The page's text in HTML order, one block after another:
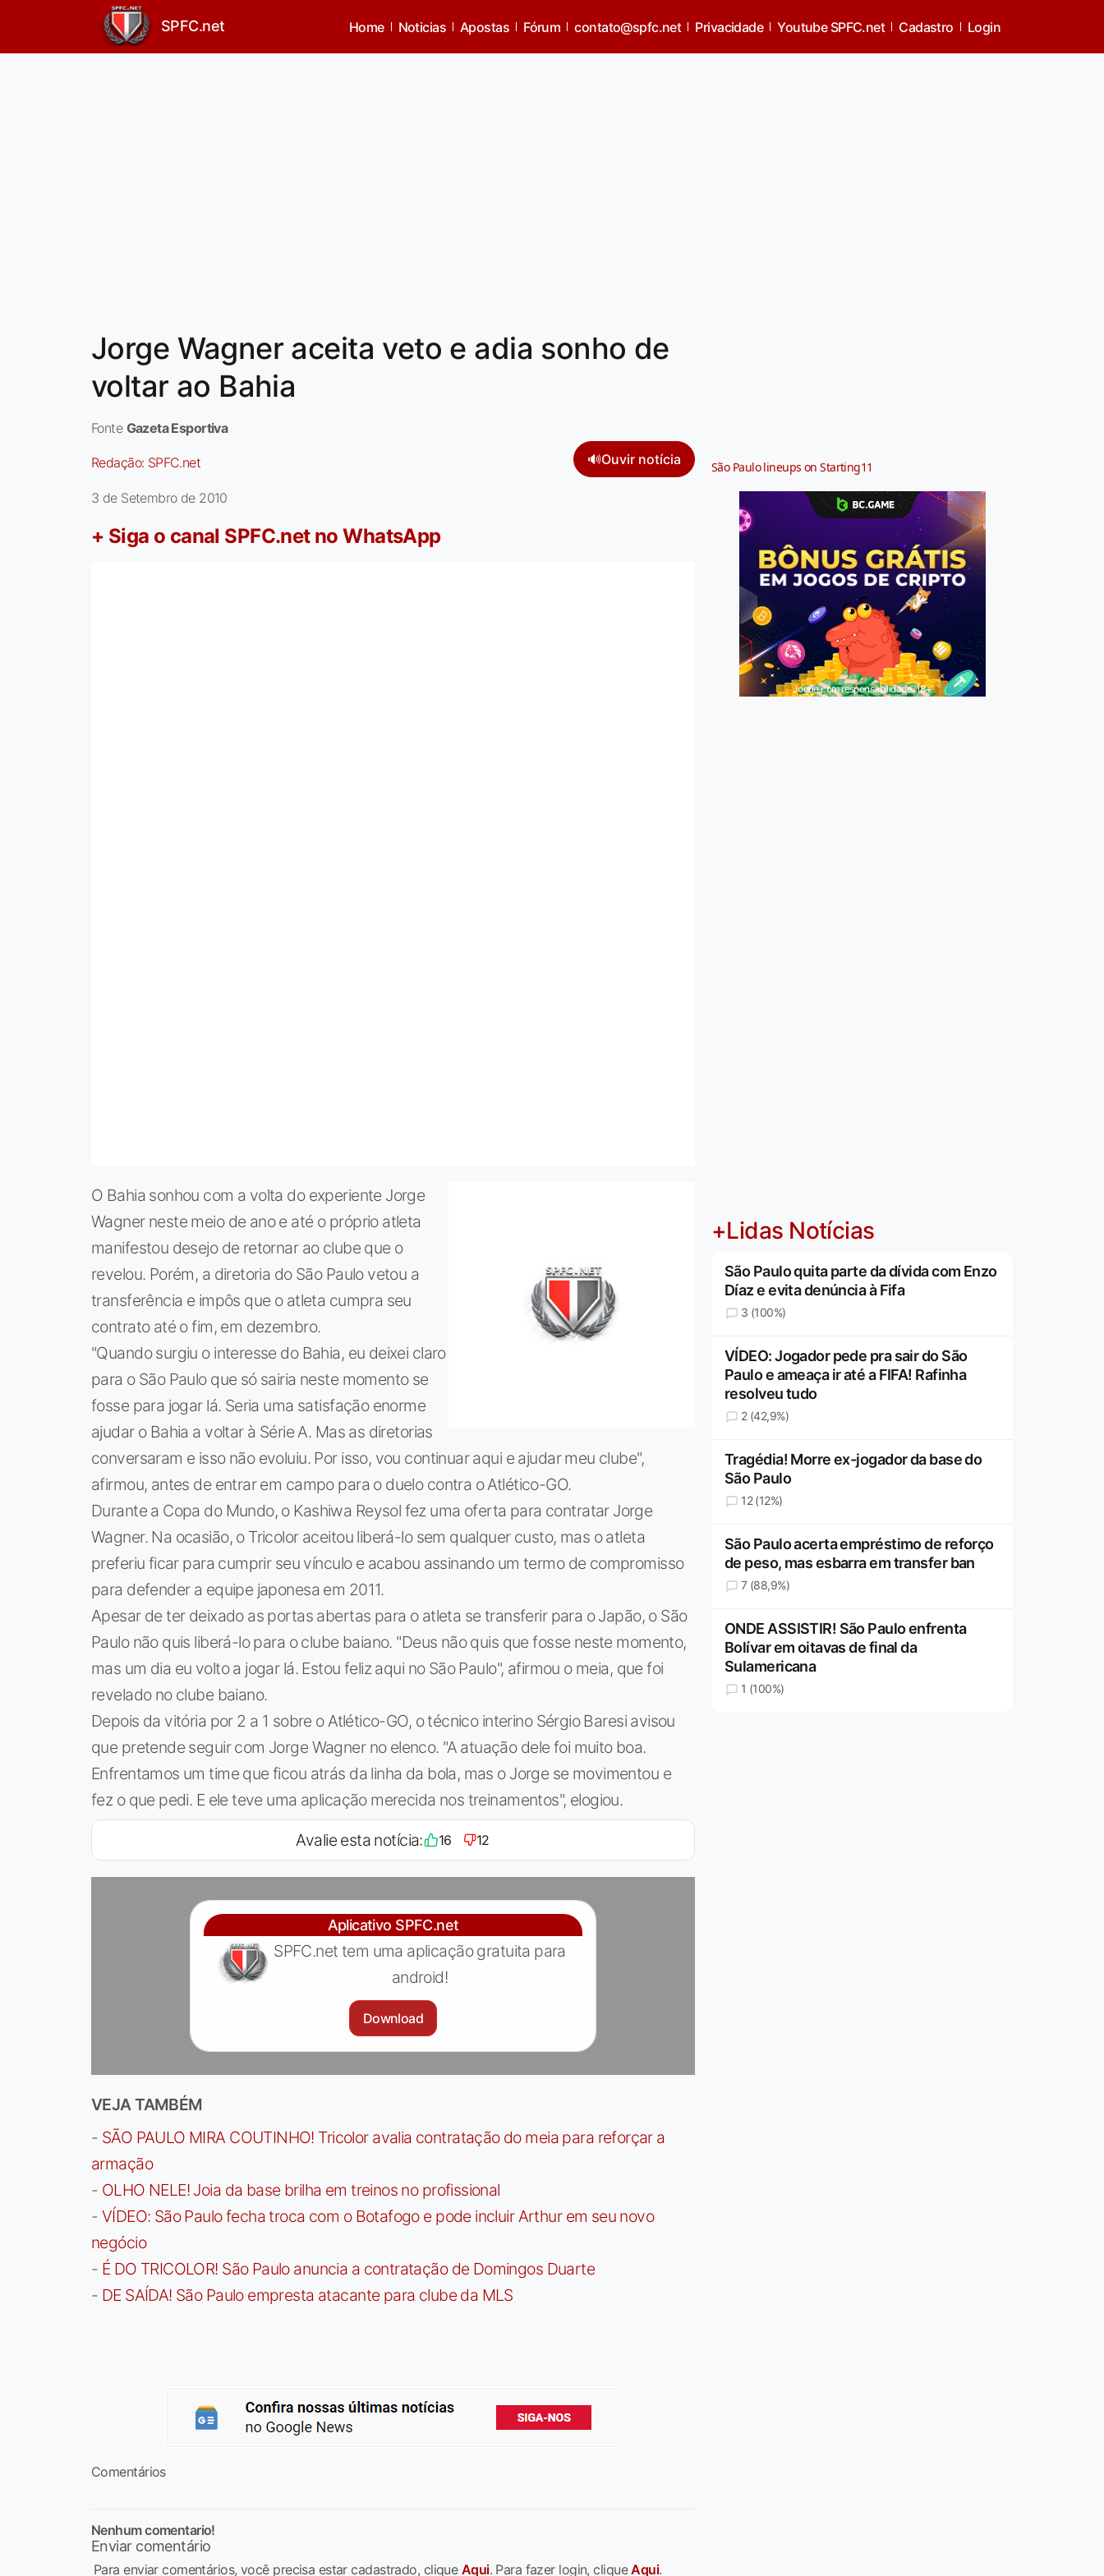
SPFC.net Home Noticias Apostas Fórum contato@spfc.net Privacidade Youtube SPFC.net Cadastro Login
Jorge Wagner aceita veto e adia sonho de
voltar ao Bahia
Fonte Gazeta Esportiva
Redação: SPFC.net 🔊Ouvir notícia
3 de Setembro de 2010
+ Siga o canal SPFC.net no WhatsApp
O Bahia sonhou com a volta do experiente Jorge
Wagner neste meio de ano e até o próprio atleta
manifestou desejo de retornar ao clube que o
revelou. Porém, a diretoria do São Paulo vetou a
transferência e impôs que o atleta cumpra seu
contrato até o fim, em dezembro.
"Quando surgiu o interesse do Bahia, eu deixei claro
para o São Paulo que só sairia neste momento se
fosse para jogar lá. Seria uma satisfação enorme
ajudar o Bahia a voltar à Série A. Mas as diretorias
conversaram e isso não evoluiu. Por isso, vou continuar aqui e ajudar meu clube",
afirmou, antes de entrar em campo para o duelo contra o Atlético-GO.
Durante a Copa do Mundo, o Kashiwa Reysol fez uma oferta para contratar Jorge
Wagner. Na ocasião, o Tricolor aceitou liberá-lo sem qualquer custo, mas o atleta
preferiu ficar para cumprir seu vínculo e acabou assinando um termo de compromisso
para defender a equipe japonesa em 2011.
Apesar de ter deixado as portas abertas para o atleta se transferir para o Japão, o São
Paulo não quis liberá-lo para o clube baiano. "Deus não quis que fosse neste momento,
mas um dia eu volto a jogar lá. Estou feliz aqui no São Paulo", afirmou o meia, que foi
revelado no clube baiano.
Depois da vitória por 2 a 1 sobre o Atlético-GO, o técnico interino Sérgio Baresi avisou
que pretende seguir com Jorge Wagner no elenco. "A atuação dele foi muito boa.
Enfrentamos um time que ficou atrás da linha da bola, mas o Jorge se movimentou e
fez o que pedi. E ele teve uma aplicação merecida nos treinamentos", elogiou.
Avalie esta notícia: 16 12
Aplicativo SPFC.net
SPFC.net tem uma aplicação gratuita para
android!
Download
VEJA TAMBÉM
- SÃO PAULO MIRA COUTINHO! Tricolor avalia contratação do meia para reforçar a
armação
- OLHO NELE! Joia da base brilha em treinos no profissional
- VÍDEO: São Paulo fecha troca com o Botafogo e pode incluir Arthur em seu novo
negócio
- É DO TRICOLOR! São Paulo anuncia a contratação de Domingos Duarte
- DE SAÍDA! São Paulo empresta atacante para clube da MLS
Comentários
Nenhum comentario!
Enviar comentário
Para enviar comentários, você precisa estar cadastrado, clique Aqui. Para fazer login, cliqueAqui.
São Paulo lineups on Starting11
Jogue com responsabilidade. 18+
+Lidas Notícias
São Paulo quita parte da dívida com Enzo
Díaz e evita denúncia à Fifa
3 (100%)
VÍDEO: Jogador pede pra sair do São
Paulo e ameaça ir até a FIFA! Rafinha
resolveu tudo
2 (42,9%)
Tragédia! Morre ex-jogador da base do
São Paulo
12 (12%)
São Paulo acerta empréstimo de reforço
de peso, mas esbarra em transfer ban
7 (88,9%)
ONDE ASSISTIR! São Paulo enfrenta
Bolívar em oitavas de final da
Sulamericana
1 (100%)